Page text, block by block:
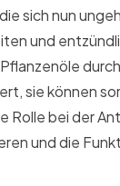
sich nun
und
sie können
Rolle bei der
und die